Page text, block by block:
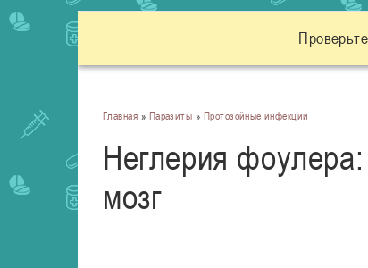
Главная » Паразиты » Протозойные инфекции
Неглерия
мозг